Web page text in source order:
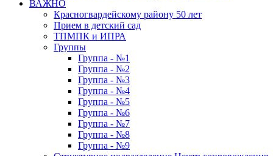
ВАЖНО
Красногвардейскому району 50 лет
Прием в детский сад
ТПМПК и ИПРА
Группы
Группа - №1
Группа - №2
Группа - №3
Группа - №4
Группа - №5
Группа - №6
Группа - №7
Группа - №8
Группа - №9